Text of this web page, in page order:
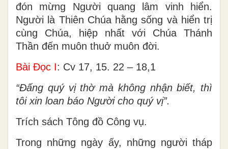
đón mừng Người quang lâm vinh hiển.
Người là Thiên Chúa hằng sống và hiển trị
cùng Chúa, hiệp nhất với Chúa Thánh
Thần đến muôn thuở muôn đời.
Bài Ðọc I: Cv 17, 15. 22 – 18,1
“Ðấng quý vị thờ mà không nhận biết, thì
tôi xin loan báo Người cho quý vị”.
Trích sách Tông đồ Công vụ.
Trong những ngày ấy, những người tháp